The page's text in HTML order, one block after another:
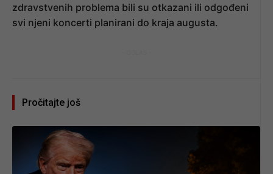
zdravstvenih problema bili su otkazani ili odgođeni
svi njeni koncerti planirani do kraja augusta.
Pročitajte još